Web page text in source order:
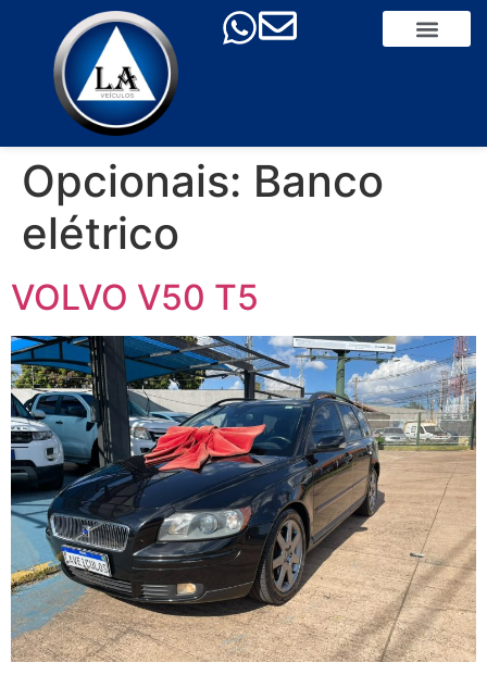
Opcionais: Banco
elétrico
VOLVO V50 T5